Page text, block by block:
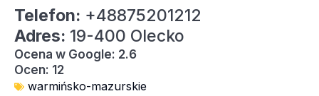
Telefon: +48875201212
Adres: 19-400 Olecko
Ocena w Google: 2.6
Ocen: 12
warmińsko-mazurskie